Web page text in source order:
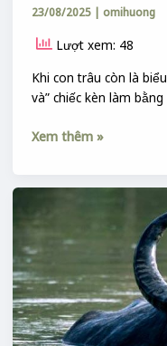
23/08/2025 | omihuong
Lượt xem: 48
Khi con trâu còn là
và” chiếc kèn làm
Xem thêm »
GẢY
TRÂU